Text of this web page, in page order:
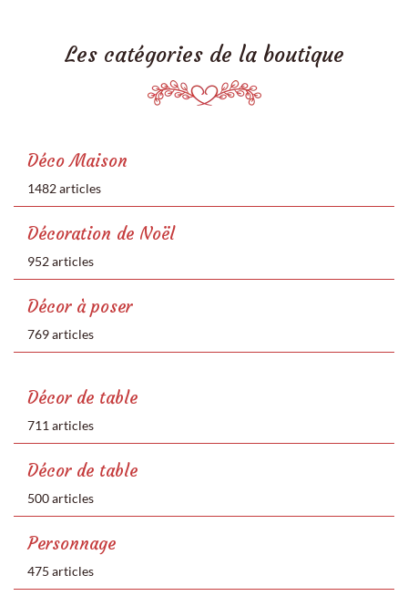
Les catégories de la boutique
Déco Maison
1482 articles
Décoration de Noël
952 articles
Décor à poser
769 articles
Décor de table
711 articles
Décor de table
500 articles
Personnage
475 articles